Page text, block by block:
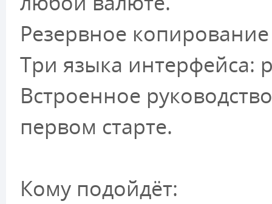
Резервное
Три языка интерфейса:
Встроенное
первом старте.
Кому подойдёт: